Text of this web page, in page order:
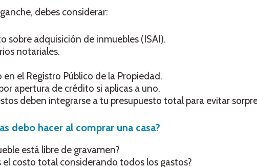
debes considerar:
sobre adquisición de inmuebles (ISAI).
notariales.
en el Registro Público de la Propiedad.
apertura de crédito si aplicas a uno.
deben integrarse a tu presupuesto total para evitar
debo hacer al comprar una casa?
está libre de gravamen?
el costo total considerando todos los gastos?